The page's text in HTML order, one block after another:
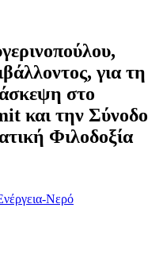
για τη
στο
και την Σύνοδο
Φιλοδοξία
Νερό